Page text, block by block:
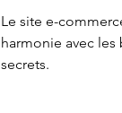
Le site e-
harmonie avec
secrets.